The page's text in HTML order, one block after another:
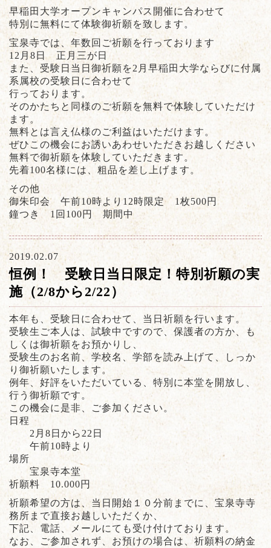
早稲田大学オープンキャンパス開催に合わせて
特別に無料にて体験御祈願を致します。
宝泉寺では、年数回ご祈願を行っております
12月8日 正月三が日
また、受験日当日御祈願を2月早稲田大学ならびに付属
系属校の受験日に合わせて
行っております。
そのかたちと同様のご祈願を無料で体験していただけ
ます。
無料とは言え仏様のご利益はいただけます。
ぜひこの機会にお誘いあわせいただきお越しください
無料で御祈願を体験していただきます。
先着100名様には、粗品を差し上げます。
その他
御朱印会 午前10時より12時限定 1枚500円
鐘つき 1回100円 期間中
2019.02.07
恒例！ 受験日当日限定！特別祈願の実
施（2/8から2/22）
本年も、受験日に合わせて、当日祈願を行います。
受験生ご本人は、試験中ですので、保護者の方か、も
しくは御祈願をお預かりし、
受験生のお名前、学校名、学部を読み上げて、しっか
り御祈願いたします。
例年、好評をいただいている、特別に本堂を開放し、
行う御祈願です。
この機会に是非、ご参加ください。
日程
2月8日から22日
午前10時より
場所
宝泉寺本堂
祈願料 10.000円
祈願希望の方は、当日開始１０分前までに、宝泉寺寺
務所まで直接お越しいただくか、
下記、電話、メールにても受け付けております。
なお、ご参加されず、お預けの場合は、祈願料の納金